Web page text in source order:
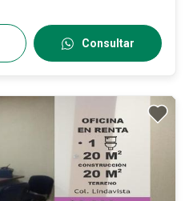
Consultar